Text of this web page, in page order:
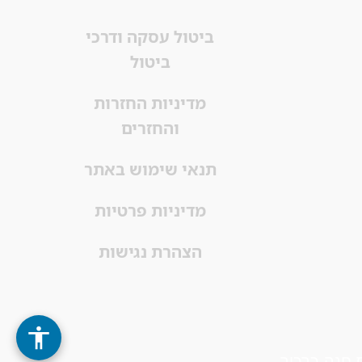
ביטול עסקה ודרכי
ביטול
מדיניות החזרות
והחזרים
תנאי שימוש באתר
מדיניות פרטיות
הצהרת נגישות